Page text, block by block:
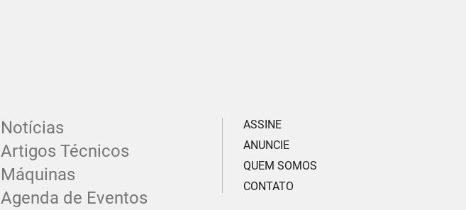
Notícias
Artigos Técnicos
Máquinas
Agenda de Eventos
ASSINE
ANUNCIE
QUEM SOMOS
CONTATO